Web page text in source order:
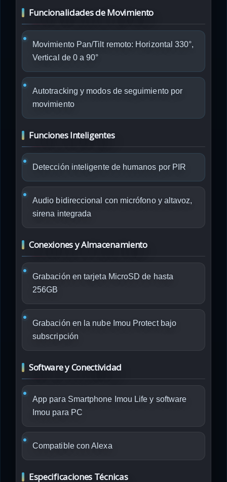
Funcionalidades de Movimiento
Movimiento Pan/Tilt remoto: Horizontal 330°,
Vertical de 0 a 90°
Autotracking y modos de seguimiento por
movimiento
Funciones Inteligentes
Detección inteligente de humanos por PIR
Audio bidireccional con micrófono y altavoz,
sirena integrada
Conexiones y Almacenamiento
Grabación en tarjeta MicroSD de hasta
256GB
Grabación en la nube Imou Protect bajo
subscripción
Software y Conectividad
App para Smartphone Imou Life y software
Imou para PC
Compatible con Alexa
Especificaciones Técnicas